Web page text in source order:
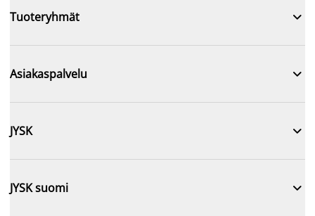
Tuoteryhmät 
Asiakaspalvelu 
JYSK 
JYSK suomi 